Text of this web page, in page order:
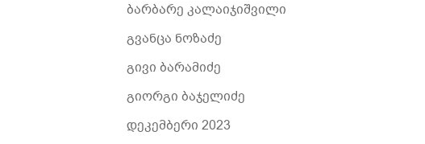
ბარბარე კალაიჯიშვილი
გვანცა ნოზაძე
გივი ბარამიძე
გიორგი ბაჯელიძე
დეკემბერი 2023